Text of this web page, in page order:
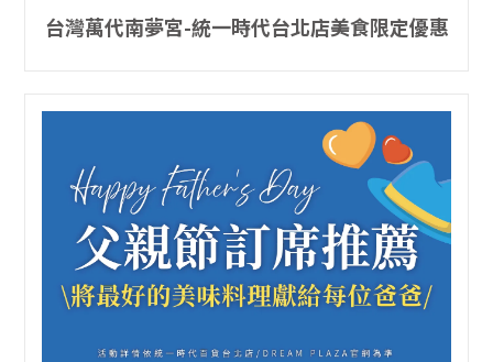
台灣萬代南夢宮-統一時代台北店美食限定優惠